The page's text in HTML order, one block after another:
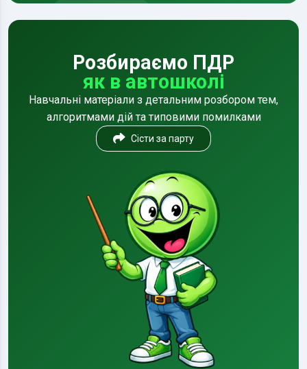
Розбираємо ПДР
як в автошколі
Навчальні матеріали з детальним розбором тем,
алгоритмами дій та типовими помилками
Сісти за парту